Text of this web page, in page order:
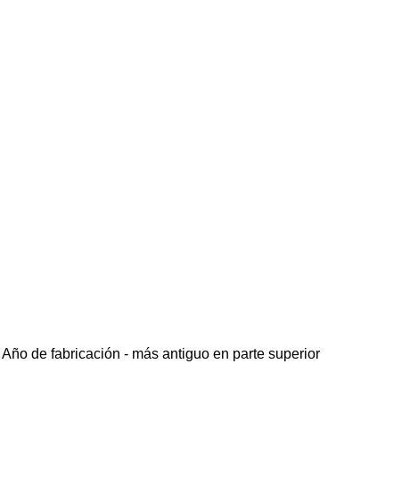
Año de fabricación - más antiguo en parte superior